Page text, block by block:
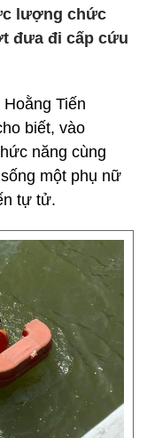
lượng chức
đưa đi cấp cứu
Tiến
biết, vào
năng cùng
một phụ nữ
tự tử.